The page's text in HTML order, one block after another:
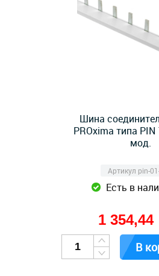
Шина
PROxima типа
мод.
Артикул pin-
Есть в
1 354,44
В